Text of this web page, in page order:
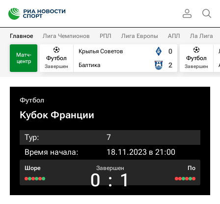
Главное Лига Чемпионов РПЛ Лига Европы АПЛ Ла Лига
Матч-
центр
Футбол
Завершен
Крылья Советов
Балтика
0
2
Футбол
Завершен
Футбол
Кубок Франции
Тур:
7
Время начала:
18.11.2023 в 21:00
Шоре Завершен
0 : 1
По